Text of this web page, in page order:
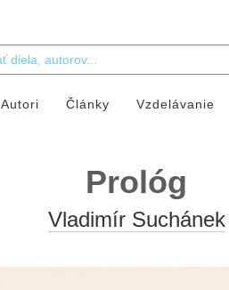
Autori Články Vzdelávanie
Prológ
Vladimír Suchánek